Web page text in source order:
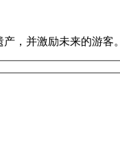
，并激励未来的游客。